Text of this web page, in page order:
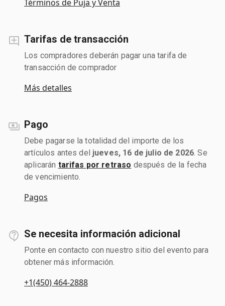
Términos de Puja y Venta
Tarifas de transacción
Los compradores deberán pagar una tarifa de
transacción de comprador
Más detalles
Pago
Debe pagarse la totalidad del importe de los
artículos antes del jueves, 16 de julio de 2026 . Se
aplicarán tarifas por retraso después de la fecha
de vencimiento.
Pagos
Se necesita información adicional
Ponte en contacto con nuestro sitio del evento para
obtener más información.
+1(450) 464-2888